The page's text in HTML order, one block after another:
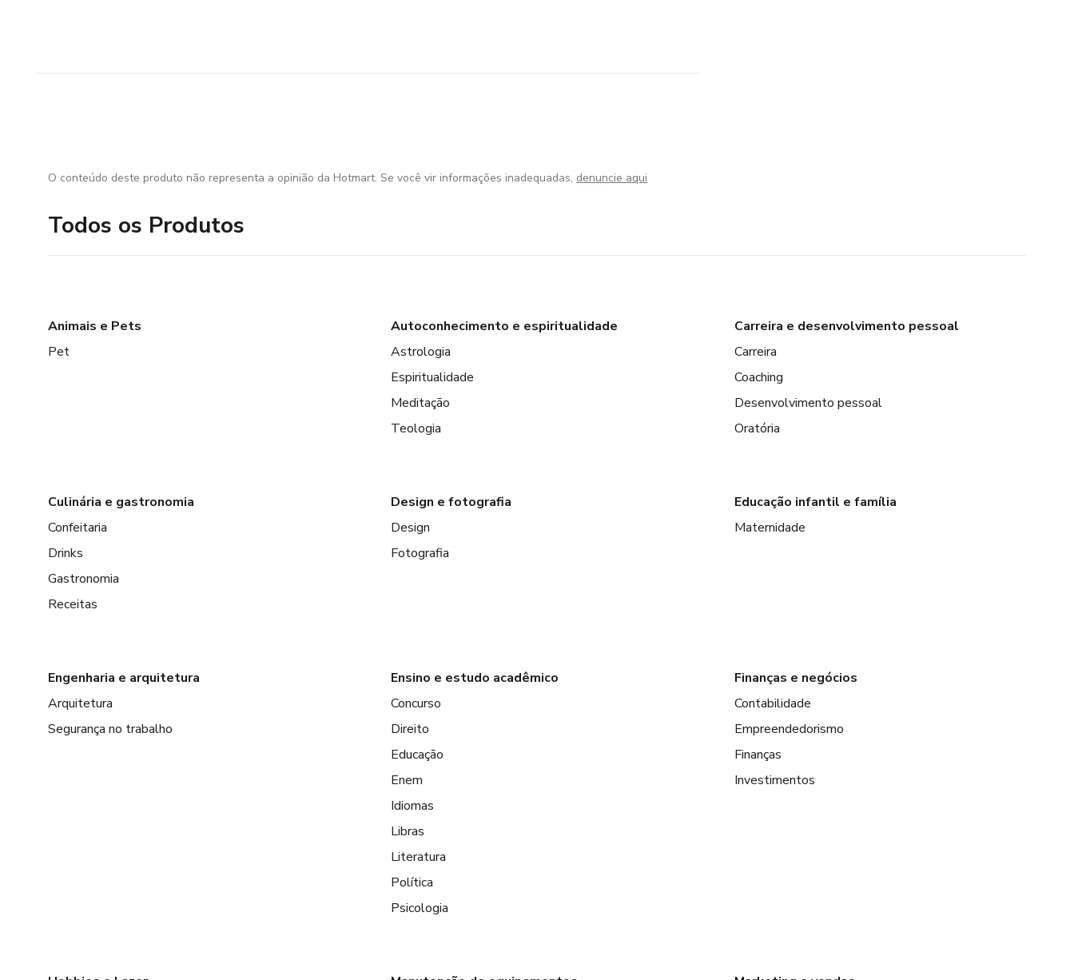
O conteúdo deste produto não representa a opinião da Hotmart. Se você vir informações inadequadas, denuncie aqui
Todos os Produtos
Animais e Pets
Pet
Autoconhecimento e espiritualidade
Astrologia
Espiritualidade
Meditação
Teologia
Carreira e desenvolvimento pessoal
Carreira
Coaching
Desenvolvimento pessoal
Oratória
Culinária e gastronomia
Confeitaria
Drinks
Gastronomia
Receitas
Design e fotografia
Design
Fotografia
Educação infantil e família
Maternidade
Engenharia e arquitetura
Arquitetura
Segurança no trabalho
Ensino e estudo acadêmico
Concurso
Direito
Educação
Enem
Idiomas
Libras
Literatura
Política
Psicologia
Finanças e negócios
Contabilidade
Empreendedorismo
Finanças
Investimentos